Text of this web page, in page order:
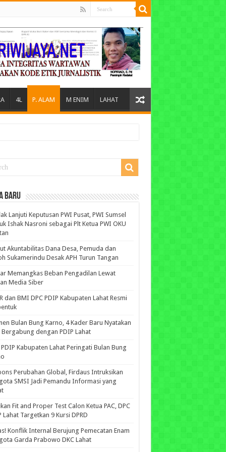
4L P. ALAM M ENIM LAHAT
BARU
Lanjuti Keputusan PWI Pusat, PWI Sumsel
Ishak Nasroni sebagai Plt Ketua PWI OKU
Akuntabilitas Dana Desa, Pemuda dan
Sukamerindu Desak APH Turun Tangan
Memangkas Beban Pengadilan Lewat
Media Siber
dan BMI DPC PDIP Kabupaten Lahat Resmi
Bulan Bung Karno, 4 Kader Baru Nyatakan
Bergabung dengan PDIP Lahat
PDIP Kabupaten Lahat Peringati Bulan Bung
Perubahan Global, Firdaus Intruksikan
SMSI Jadi Pemandu Informasi yang
Fit and Proper Test Calon Ketua PAC, DPC
Lahat Targetkan 9 Kursi DPRD
Konflik Internal Berujung Pemecatan Enam
Garda Prabowo DKC Lahat